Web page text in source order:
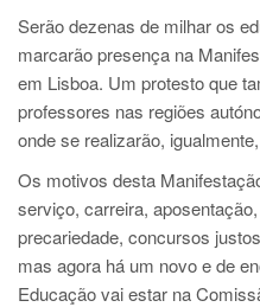
Serão dezenas de milhar os
marcarão presença na
em Lisboa. Um protesto que
professores nas regiões
onde se realizarão,
Os motivos desta
serviço, carreira,
precariedade, concursos
mas agora há um novo e de
Educação vai estar na